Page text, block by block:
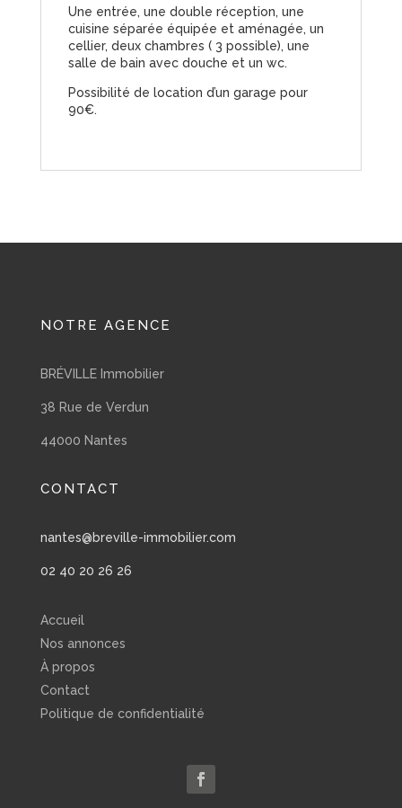
Une entrée, une double réception, une
cuisine séparée équipée et aménagée, un
cellier, deux chambres ( 3 possible), une
salle de bain avec douche et un wc.
Possibilité de location d’un garage pour
90€.
NOTRE AGENCE
BRÉVILLE Immobilier
38 Rue de Verdun
44000 Nantes
CONTACT
nantes@breville-immobilier.com
02 40 20 26 26
Accueil
Nos annonces
À propos
Contact
Politique de confidentialité